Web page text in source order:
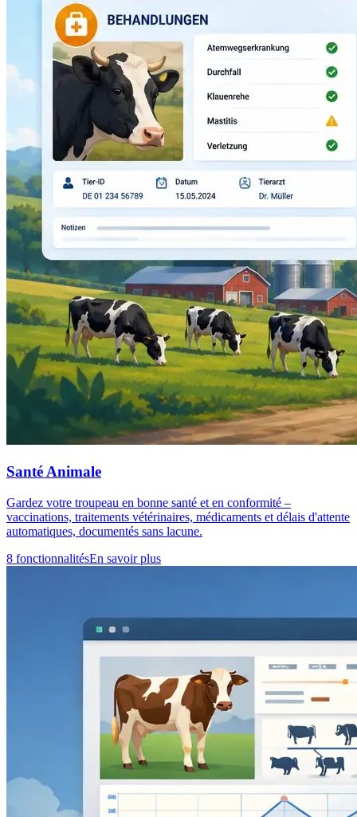
Santé Animale
Gardez votre troupeau en bonne santé et en conformité –
vaccinations, traitements vétérinaires, médicaments et délais d'attente
automatiques, documentés sans lacune.
8 fonctionnalitésEn savoir plus